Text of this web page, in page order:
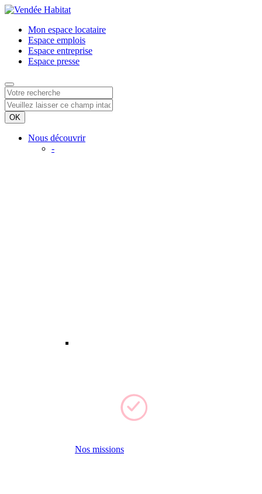
Mon espace locataire
Espace emplois
Espace entreprise
Espace presse
Nous découvrir
-
Nos missions